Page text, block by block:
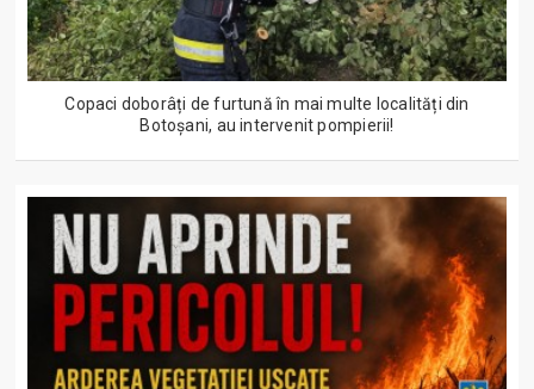
Copaci doborâți de furtună în mai multe localități din
Botoșani, au intervenit pompierii!